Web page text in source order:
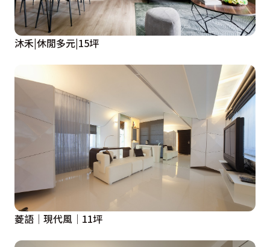
沐禾|休閒多元|15坪
菱語│現代風│11坪